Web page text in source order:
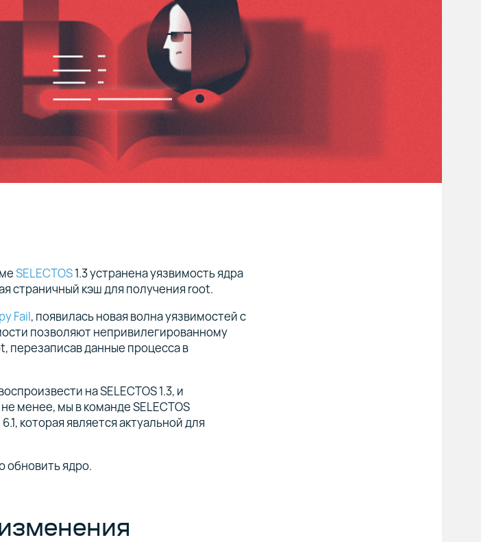
SELECTOS1.3 устранена уязвимость ядра
страничный кэш для получения root.
Fail, появилась новая волна уязвимостей с
позволяют непривилегированному
перезаписав данные процесса в
на SELECTOS 1.3, и
менее, мы в команде SELECTOS
которая является актуальной для
обновить ядро.